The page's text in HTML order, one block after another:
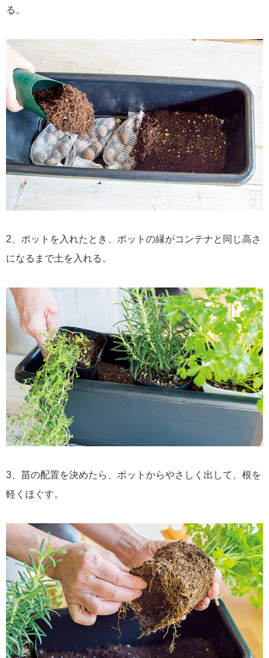
る。
2、ポットを入れたとき、ポットの縁がコンテナと同じ高さ
になるまで土を入れる。
3、苗の配置を決めたら、ポットからやさしく出して、根を
軽くほぐす。